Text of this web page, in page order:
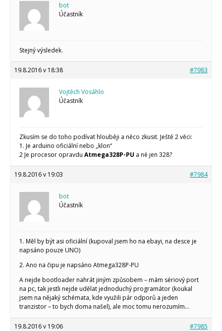
bot
Účastník
Stejný výsledek.
19.8.2016 v 18:38 #7983
Vojtěch Vosáhlo
Účastník
Zkusím se do toho podívat hlouběji a něco zkusit. Ještě 2 věci:
1. Je arduino oficiální nebo „klon“
2 Je procesor opravdu Atmega328P-PU a né jen 328?
19.8.2016 v 19:03 #7984
bot
Účastník
1. Měl by být asi oficiální (kupoval jsem ho na ebayi, na desce je
napsáno pouze UNO)
2. Ano na čipu je napsáno Atmega328P-PU
A nejde bootloader nahrát jiným způsobem – mám sériový port
na pc, tak jestli nejde udělat jednoduchý programátor (koukal
jsem na nějaký schémata, kde využili pár odporů a jeden
tranzistor – to bych doma našel), ale moc tomu nerozumím…
19.8.2016 v 19:06 #7985